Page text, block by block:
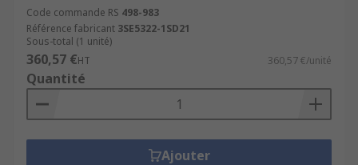
Code commande RS 498-983
Référence fabricant 3SE5322-1SD21
Sous-total (1 unité)
360,57 €HT 360,57 €/unité
Quantité
Ajouter